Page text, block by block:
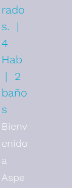
rado
s. |
4
Hab
| 2
baño
s
Bienv
enido
a
Aspe